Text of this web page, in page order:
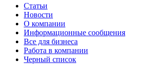
Статьи
Новости
О компании
Информационные сообщения
Все для бизнеса
Работа в компании
Черный список